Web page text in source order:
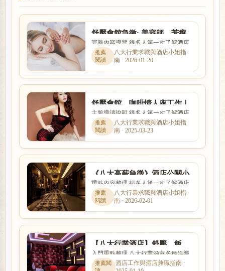
舒壓會館急徵: 美容師、芳療
師、美容助理薪水現領
完整內容導覽 很多人第一次了解酒店
工作時，最在意的就是收入怎麼計
算、是否可以日領現領，以及...
八大行業求職與酒店小姐指
南 · 2026-01-20
舒壓會館、咖啡情人座工作｜
八大免喝酒兼差與現領薪資解
析
主題導讀說明 很多人第一次了解酒店
工作時，最在意的就是收入怎麼計
算、是否可以日領現領，以及...
八大行業求職與酒店小姐指
南 · 2025-03-23
《八大高薪急徵》酒店公關小
姐、女服務生、舒壓按摩芳療
師免喝酒
重點內容整理 很多人第一次了解酒店
工作時，最在意的就是收入怎麼計
算、是否可以日領現領，以及...
八大行業求職與酒店小姐指
南 · 2026-02-01
【八大行業酒店】舒壓、飯
局、傳播小姐工作求職常見問
題?
入門重點整理 八大行業涵蓋多種娛樂
服務與工作型態，實際內容、收入模
酒店工作與酒店兼職指南 ·